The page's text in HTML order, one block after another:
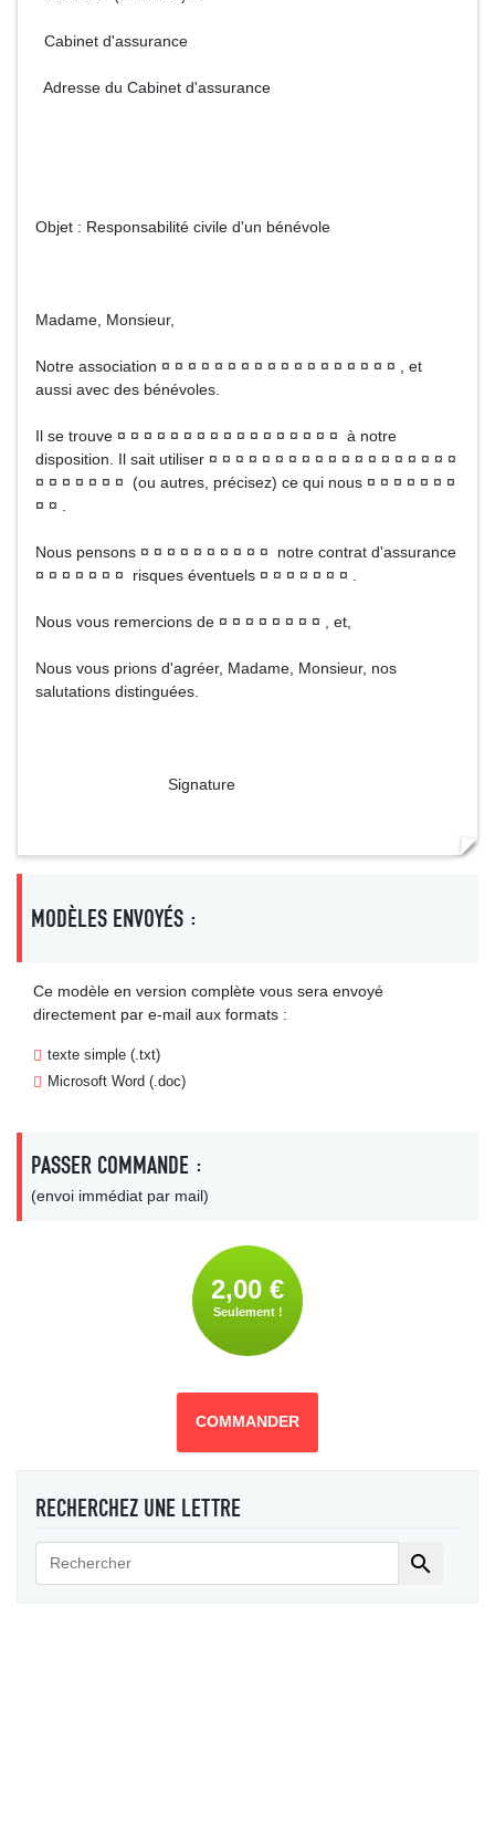
Cabinet d'assurance
Adresse du Cabinet d'assurance
Objet : Responsabilité civile d'un bénévole
Madame, Monsieur,
Notre association ¤ ¤ ¤ ¤ ¤ ¤ ¤ ¤ ¤ ¤ ¤ ¤ ¤ ¤ ¤ ¤ ¤ ¤ , et
aussi avec des bénévoles.
Il se trouve ¤ ¤ ¤ ¤ ¤ ¤ ¤ ¤ ¤ ¤ ¤ ¤ ¤ ¤ ¤ ¤ ¤ à notre
disposition. Il sait utiliser ¤ ¤ ¤ ¤ ¤ ¤ ¤ ¤ ¤ ¤ ¤ ¤ ¤ ¤ ¤ ¤ ¤ ¤ ¤
¤ ¤ ¤ ¤ ¤ ¤ ¤ (ou autres, précisez) ce qui nous ¤ ¤ ¤ ¤ ¤ ¤ ¤
¤ ¤ .
Nous pensons ¤ ¤ ¤ ¤ ¤ ¤ ¤ ¤ ¤ ¤ notre contrat d'assurance
¤ ¤ ¤ ¤ ¤ ¤ ¤ risques éventuels ¤ ¤ ¤ ¤ ¤ ¤ ¤ .
Nous vous remercions de ¤ ¤ ¤ ¤ ¤ ¤ ¤ ¤ , et,
Nous vous prions d'agréer, Madame, Monsieur, nos
salutations distinguées.
Signature
MODÈLES ENVOYÉS :
Ce modèle en version complète vous sera envoyé
directement par e-mail aux formats :
texte simple (.txt)
Microsoft Word (.doc)
PASSER COMMANDE :
(envoi immédiat par mail)
2,00 €
Seulement !
COMMANDER
RECHERCHEZ UNE LETTRE
